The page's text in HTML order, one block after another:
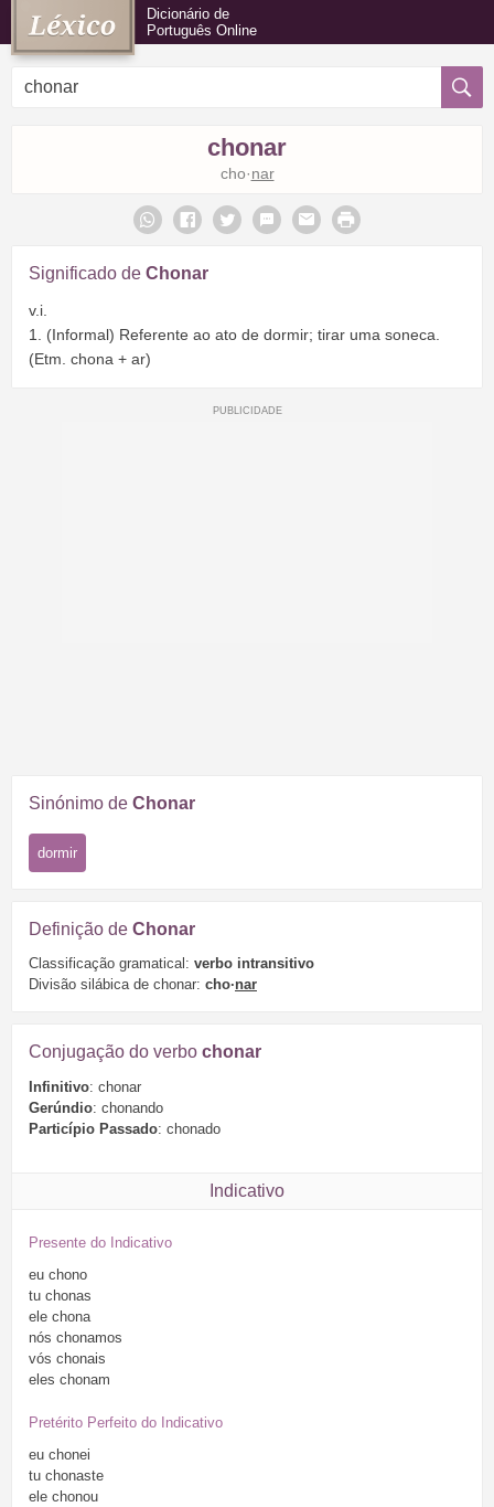
Dicionário de
Português Online
chonar
cho·nar
Significado de Chonar
v.i.
1. (Informal) Referente ao ato de dormir; tirar uma soneca.
(Etm. chona + ar)
Sinónimo de Chonar
dormir
Definição de Chonar
Classificação gramatical: verbo intransitivo
Divisão silábica de chonar: cho·nar
Conjugação do verbo chonar
Infinitivo: chonar
Gerúndio: chonando
Particípio Passado: chonado
Indicativo
Presente do Indicativo
eu chono
tu chonas
ele chona
nós chonamos
vós chonais
eles chonam
Pretérito Perfeito do Indicativo
eu chonei
tu chonaste
ele chonou